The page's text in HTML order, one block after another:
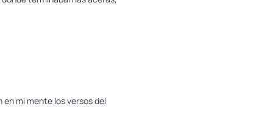
mi mente los versos del